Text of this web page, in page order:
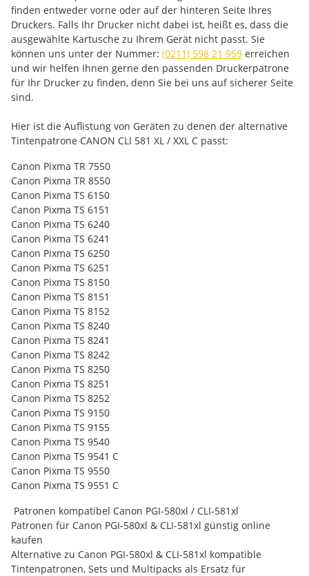
finden entweder vorne oder auf der hinteren Seite Ihres
Druckers. Falls Ihr Drucker nicht dabei ist, heißt es, dass die
ausgewählte Kartusche zu Ihrem Gerät nicht passt. Sie
können uns unter der Nummer: (0211) 598 21 959 erreichen
und wir helfen Ihnen gerne den passenden Druckerpatrone
für Ihr Drucker zu finden, denn Sie bei uns auf sicherer Seite
sind.
Hier ist die Auflistung von Geräten zu denen der alternative
Tintenpatrone CANON CLI 581 XL / XXL C passt:
Canon Pixma TR 7550
Canon Pixma TR 8550
Canon Pixma TS 6150
Canon Pixma TS 6151
Canon Pixma TS 6240
Canon Pixma TS 6241
Canon Pixma TS 6250
Canon Pixma TS 6251
Canon Pixma TS 8150
Canon Pixma TS 8151
Canon Pixma TS 8152
Canon Pixma TS 8240
Canon Pixma TS 8241
Canon Pixma TS 8242
Canon Pixma TS 8250
Canon Pixma TS 8251
Canon Pixma TS 8252
Canon Pixma TS 9150
Canon Pixma TS 9155
Canon Pixma TS 9540
Canon Pixma TS 9541 C
Canon Pixma TS 9550
Canon Pixma TS 9551 C
Patronen kompatibel Canon PGI-580xl / CLI-581xl
Patronen für Canon PGI-580xl & CLI-581xl günstig online
kaufen
Alternative zu Canon PGI-580xl & CLI-581xl kompatible
Tintenpatronen, Sets und Multipacks als Ersatz für